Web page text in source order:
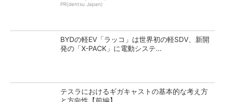
PR(dentsu Japan)
BYDの軽EV「ラッコ」は世界初の軽SDV、新開
発の「X-PACK」に電動システ...
テスラにおけるギガキャストの基本的な考え方
と方向性【前編】